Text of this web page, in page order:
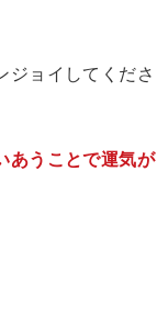
ジョイしてくださ
あうことで運気が